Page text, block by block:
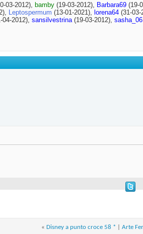
03-2012), bamby (19-03-2012), Barbara69 (19-
Leptospermum (13-01-2021), lorena64 (31-03-
04-2012), sansilvestrina(19-03-2012), sasha_06
« Disney a punto croce 58 * Arte